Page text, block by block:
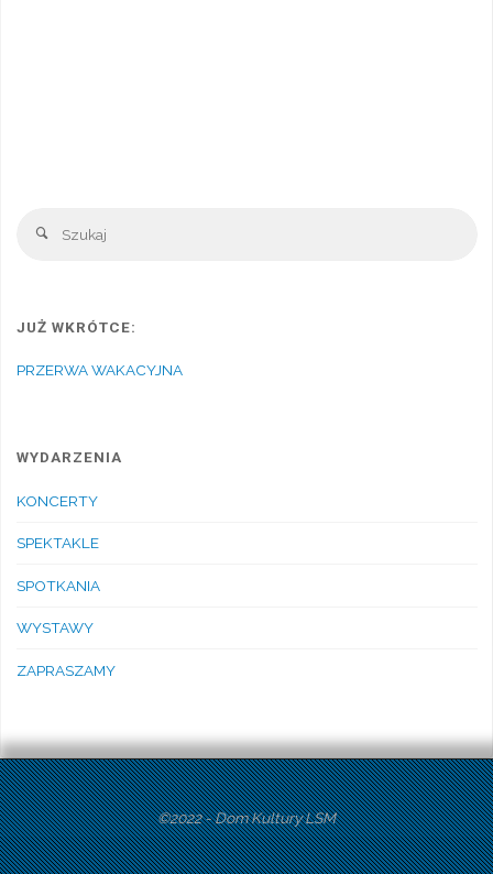
Szukaj
JUŻ WKRÓTCE:
PRZERWA WAKACYJNA
WYDARZENIA
KONCERTY
SPEKTAKLE
SPOTKANIA
WYSTAWY
ZAPRASZAMY
©2022 - Dom Kultury LSM